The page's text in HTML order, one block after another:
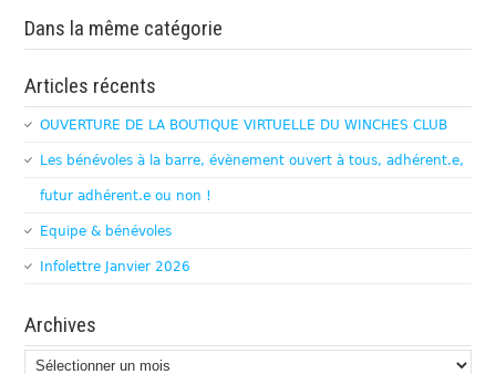
Dans la même catégorie
Articles récents
OUVERTURE DE LA BOUTIQUE VIRTUELLE DU WINCHES CLUB
Les bénévoles à la barre, évènement ouvert à tous, adhérent.e,
futur adhérent.e ou non !
Equipe & bénévoles
Infolettre Janvier 2026
Archives
Archives